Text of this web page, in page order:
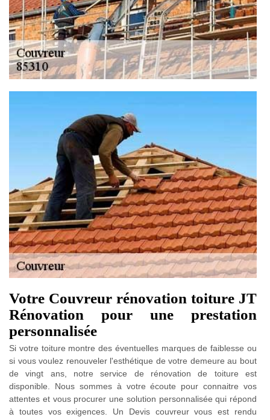
Votre Couvreur rénovation toiture JT
Rénovation pour une prestation
personnalisée
Si votre toiture montre des éventuelles marques de faiblesse ou
si vous voulez renouveler l'esthétique de votre demeure au bout
de vingt ans, notre service de rénovation de toiture est
disponible. Nous sommes à votre écoute pour connaitre vos
attentes et vous procurer une solution personnalisée qui répond
à toutes vos exigences. Un Devis couvreur vous est rendu